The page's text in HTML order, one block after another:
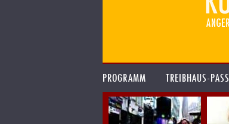
PROGRAMM TREIBHAUS-PASS